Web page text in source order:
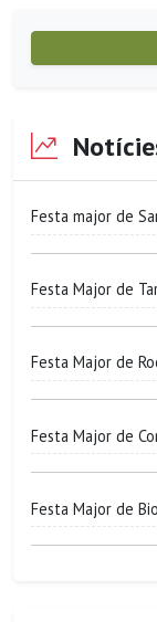
Festa major de
Festa Major de
Festa Major de
Festa Major de
Festa Major de